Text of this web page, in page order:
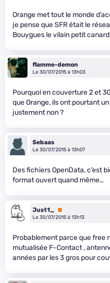
Orange met tout le monde
je pense que SFR était le
Bouygues le vilain petit
flamme-demon
Le 30/07/2015 à 13h03
Pourquoi en couverture 2 et
que Orange, ils ont pourtant
justement non ?
Sebaas
Le 30/07/2015 à 13h07
Des fichiers OpenData, c’est
format ouvert quand même…
Just1_
Premium
Le 30/07/2015 à 13h13
Probablement parce que free
mutualisée F-Contact ,
années par les 3 gros pour